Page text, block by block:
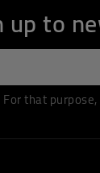
up to
that